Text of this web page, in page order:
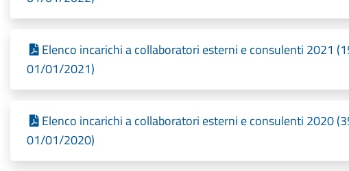
Elenco incarichi a collaboratori esterni e consulenti 2021
01/01/2021)
Elenco incarichi a collaboratori esterni e consulenti 2020
01/01/2020)